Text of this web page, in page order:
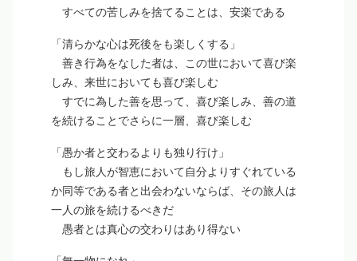
すべての苦しみを捨てることは、安楽である
「清らかな心は死後をも楽しくする」
善き行為をなした者は、この世において喜び楽
しみ、来世においても喜び楽しむ
すでに為した善を思って、喜び楽しみ、善の道
を続けることでさらに一層、喜び楽しむ
「愚か者と交わるよりも独り行け」
もし旅人が智恵において自分よりすぐれている
か同等である者と出会わないならば、その旅人は
一人の旅を続けるべきだ
愚者とは真心の交わりはあり得ない